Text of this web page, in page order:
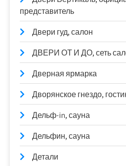
представитель
Двери гуд, салон
ДВЕРИ ОТ И ДО, сеть
Дверная ярмарка
Дворянское гнездо,
Дельф-in, сауна
Дельфин, сауна
Детали